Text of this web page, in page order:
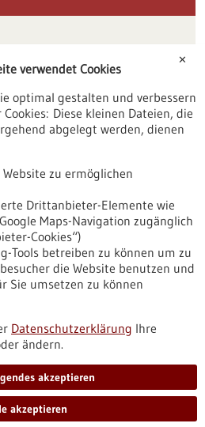
✕
verwendet Cookies
optimal gestalten und verbessern
Diese kleinen Dateien, die
abgelegt werden, dienen
zu ermöglichen
Drittanbieter-Elemente wie
Maps-Navigation zugänglich
Cookies“)
Tools betreiben zu können um zu
die Website benutzen und
Sie umsetzen zu können
Datenschutzerklärung Ihre
ändern.
akzeptieren
akzeptieren